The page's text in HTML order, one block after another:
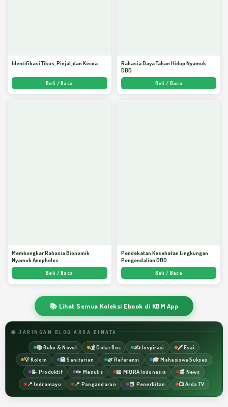
Identifikasi Tikus, Pinjal, dan Kecoa
Beli / Baca
Rahasia Daya Tahan Hidup Nyamuk
DBD
Beli / Baca
Membongkar Rahasia Bionomik
Nyamuk Anopheles
Beli / Baca
Pendekatan Kesehatan Lingkungan
Pengendalian DBD
Beli / Baca
📚 Lihat Semua Koleksi Ebook di KBM App
🌐 JARINGAN BLOG ARDA DINATA
📚 Buku & Novel 💰 Dolar Bos ✍️ Inspirasi
🖊️ Esai
💡 Kolom
🏥 Sanitarian 🌿 Referensi
🎓 Mahasiswa Sukses
📝 Produktif
✏️ Menulis 📖 MIQRA Indonesia
📰 News
📍 Indramayu
📍 Pangandaran 📕 Penerbitan 📺 Arda TV